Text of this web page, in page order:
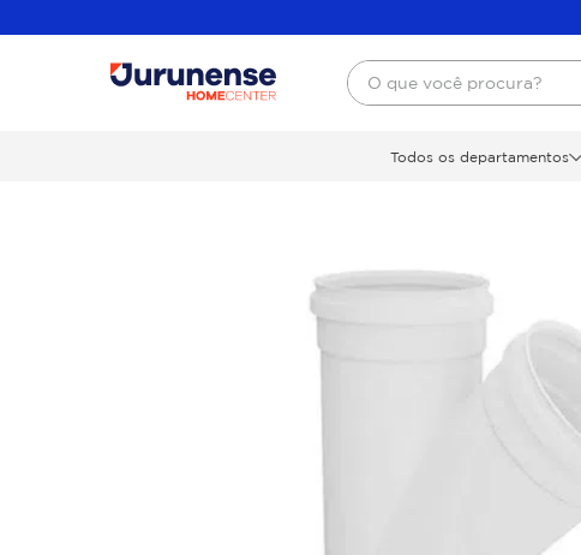
O que você procura?
Todos os departamentos